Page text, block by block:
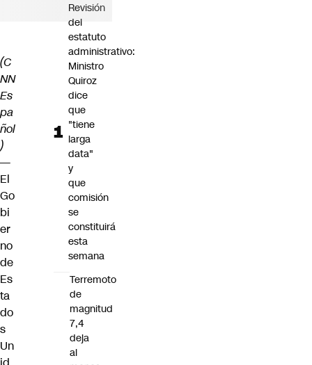
(C
NN
Es
pa
ñol
)
—
El
Go
bi
er
no
de
Es
ta
do
s
Un
Revisión
del
estatuto
administrativo:
Ministro
Quiroz
dice
que
"tiene
larga
data"
y
que
comisión
se
constituirá
esta
semana
Terremoto
de
magnitud
7,4
deja
al